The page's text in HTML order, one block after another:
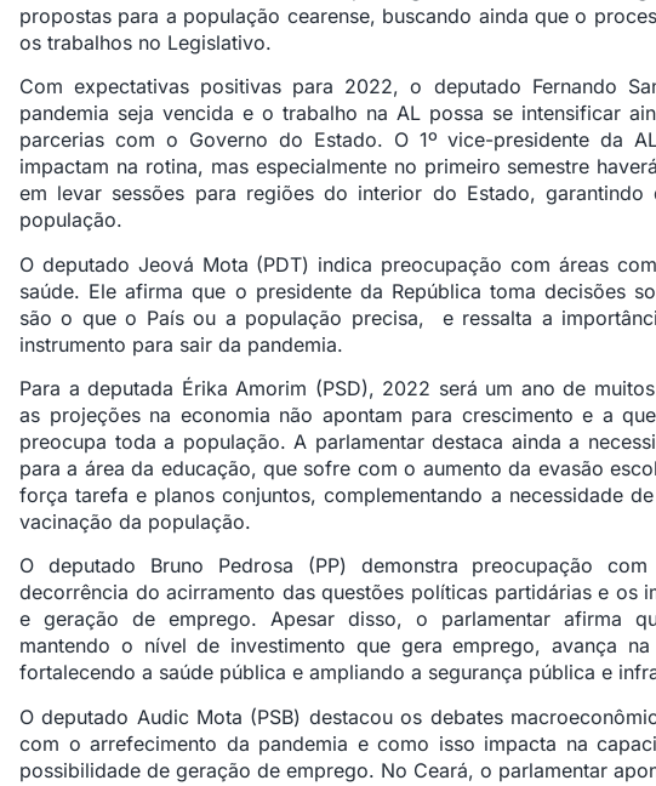
propostas para a população cearense, buscando ainda que o
os trabalhos no Legislativo.
Com expectativas positivas para 2022, o deputado Fernando
pandemia seja vencida e o trabalho na AL possa se intensificar
parcerias com o Governo do Estado. O 1º vice-presidente da
impactam na rotina, mas especialmente no primeiro semestre
em levar sessões para regiões do interior do Estado, garantindo
população.
O deputado Jeová Mota (PDT) indica preocupação com áreas
saúde. Ele afirma que o presidente da República toma decisões
são o que o País ou a população precisa, e ressalta a
instrumento para sair da pandemia.
Para a deputada Érika Amorim (PSD), 2022 será um ano de
as projeções na economia não apontam para crescimento e a
preocupa toda a população. A parlamentar destaca ainda a
para a área da educação, que sofre com o aumento da evasão
força tarefa e planos conjuntos, complementando a necessidade
vacinação da população.
O deputado Bruno Pedrosa (PP) demonstra preocupação
decorrência do acirramento das questões políticas partidárias e os
e geração de emprego. Apesar disso, o parlamentar afirma
mantendo o nível de investimento que gera emprego, avança
fortalecendo a saúde pública e ampliando a segurança pública e
O deputado Audic Mota (PSB) destacou os debates
com o arrefecimento da pandemia e como isso impacta na
possibilidade de geração de emprego. No Ceará, o parlamentar